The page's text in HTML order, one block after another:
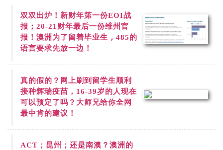
双双出炉！新财年第一份EOI战
报；20-21财年最后一份维州官
报！澳洲为了留着毕业生，485的
语言要求先放一边！
真的假的？网上刷到 留学生顺利
接种辉瑞疫苗，16-39岁的人现在
可以预定了吗？大师兄给你全网
最中肯的建议！
ACT；昆州；还是南澳？澳洲的